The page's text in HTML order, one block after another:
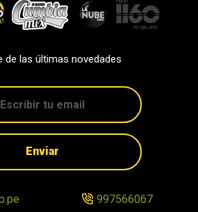
de las últimas novedades
Enviar
997566067